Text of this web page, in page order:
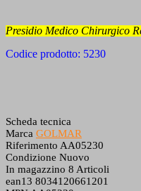
Presidio Medico Chirurgico
Codice prodotto: 5230
Scheda tecnica
Marca GOLMAR
Riferimento AA05230
Condizione Nuovo
In magazzino 8 Articoli
ean13 8034120661201